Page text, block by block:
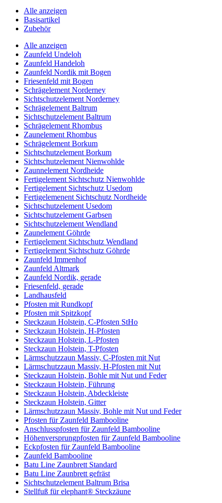
Alle anzeigen
Basisartikel
Zubehör
Alle anzeigen
Zaunfeld Undeloh
Zaunfeld Handeloh
Zaunfeld Nordik mit Bogen
Friesenfeld mit Bogen
Schrägelement Norderney
Sichtschutzelement Norderney
Schrägelement Baltrum
Sichtschutzelement Baltrum
Schrägelement Rhombus
Zaunelement Rhombus
Schrägelement Borkum
Sichtschutzelement Borkum
Sichtschutzelement Nienwohlde
Zaunnelement Nordheide
Fertigelement Sichtschutz Nienwohlde
Fertigelement Sichtschutz Usedom
Fertigelemenent Sichtschutz Nordheide
Sichtschutzelement Usedom
Sichtschutzelement Garbsen
Sichtschutzelement Wendland
Zaunelement Göhrde
Fertigelement Sichtschutz Wendland
Fertigelement Sichtschutz Göhrde
Zaunfeld Immenhof
Zaunfeld Altmark
Zaunfeld Nordik, gerade
Friesenfeld, gerade
Landhausfeld
Pfosten mit Rundkopf
Pfosten mit Spitzkopf
Steckzaun Holstein, C-Pfosten StHo
Steckzaun Holstein, H-Pfosten
Steckzaun Holstein, L-Pfosten
Steckzaun Holstein, T-Pfosten
Lärmschutzzaun Massiv, C-Pfosten mit Nut
Lärmschutzzaun Massiv, H-Pfosten mit Nut
Steckzaun Holstein, Bohle mit Nut und Feder
Steckzaun Holstein, Führung
Steckzaun Holstein, Abdeckleiste
Steckzaun Holstein, Gitter
Lärmschutzzaun Massiv, Bohle mit Nut und Feder
Pfosten für Zaunfeld Bambooline
Anschlusspfosten für Zaunfeld Bambooline
Höhenversprungpfosten für Zaunfeld Bambooline
Eckpfosten für Zaunfeld Bambooline
Zaunfeld Bambooline
Batu Line Zaunbrett Standard
Batu Line Zaunbrett gefräst
Sichtschutzelement Baltrum Brisa
Stellfuß für elephant® Steckzäune